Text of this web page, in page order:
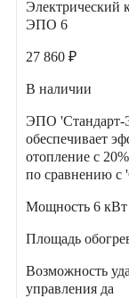
Электрический
ЭПО 6
27 860 ₽
В наличии
ЭПО 'Стандарт-
обеспечивает
отопление с
по сравнению с
Мощность 6 кВт
Площадь
Возможность
управления да